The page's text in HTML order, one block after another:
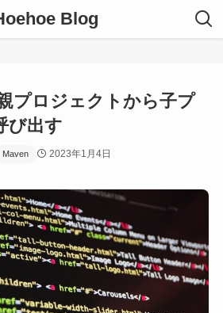
Blog
プロジェクトから子プ
び出す
Maven 2023年1月4日